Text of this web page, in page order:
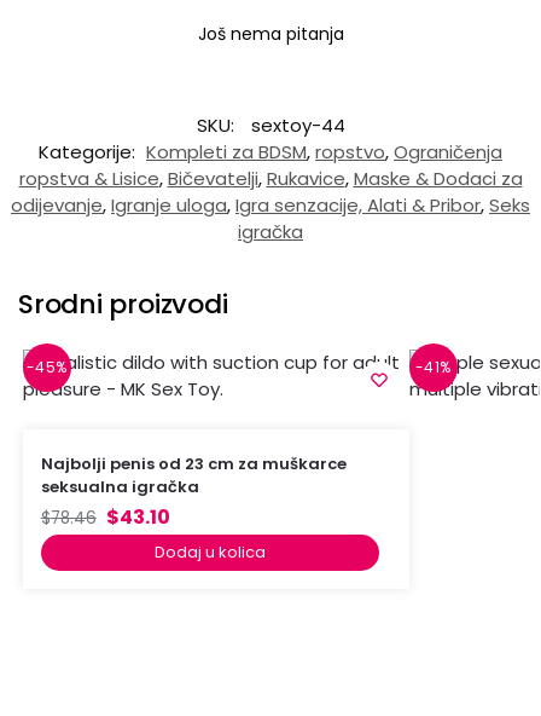
Još nema pitanja
SKU:
sextoy-44
Kategorije: Kompleti za BDSM,ropstvo,Ograničenja
ropstva & Lisice,Bičevatelji,Rukavice,Maske & Dodaci za
odijevanje,Igranje uloga,Igra senzacije, Alati & Pribor,Seks
igračka
Srodni proizvodi
-45%
Najbolji penis od 23 cm za muškarce
seksualna igračka
$78.46 $43.10
Dodaj u kolica
-41%